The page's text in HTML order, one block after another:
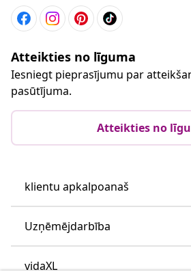
Atteikties no līguma
Iesniegt pieprasījumu par
pasūtījuma.
Atteikties no
klientu apkalpoanaš
Uzņēmējdarbība
vidaXL